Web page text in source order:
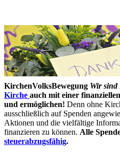
KirchenVolksBewegung Wir sind
Kirche auch mit einer
und ermöglichen! Denn ohne
ausschließlich auf Spenden
Aktionen und die vielfältige
finanzieren zu können. Alle
steuerabzugsfähig.